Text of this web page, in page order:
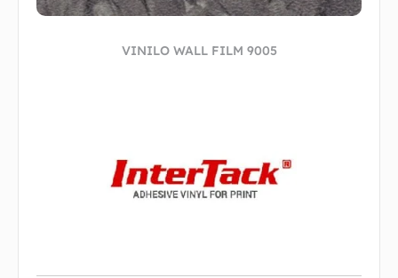
VINILO WALL FILM 9005